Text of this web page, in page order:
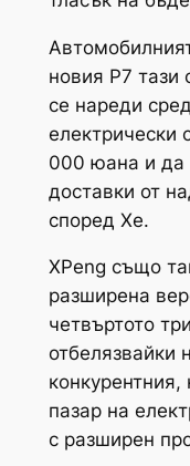
новия P7
се нареди
електрически
000 юана и да
доставки от
според Хе.
XPeng също
разширена
четвъртото
отбелязвайки
пазар на
с разширен